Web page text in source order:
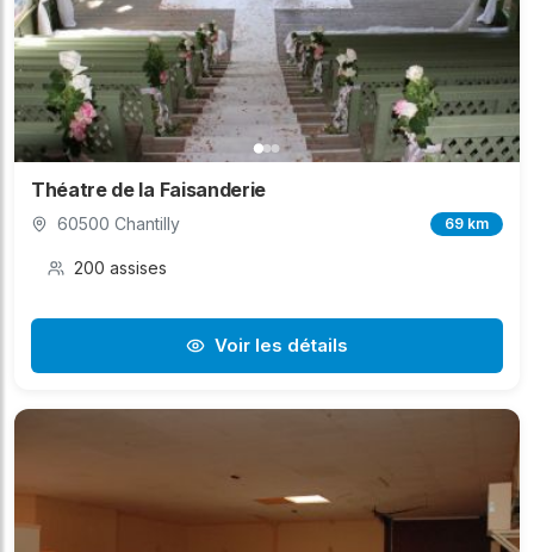
Théatre de la Faisanderie
60500 Chantilly 69 km
200 assises
Voir les détails